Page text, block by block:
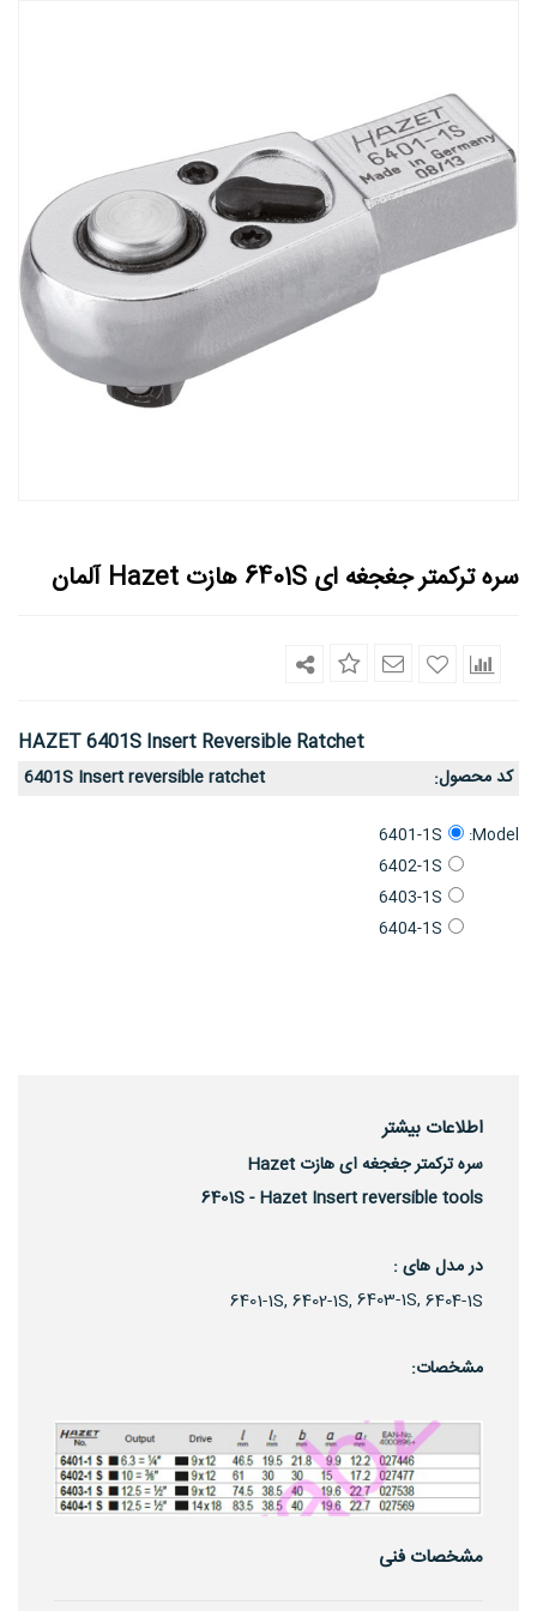
سره ترکمتر جغجغه ای 6401S هازت Hazet آلمان
HAZET 6401S Insert Reversible Ratchet
کد محصول:
6401S Insert reversible ratchet
Model:
6401-1S
6402-1S
6403-1S
6404-1S
اطلاعات بیشتر
سره ترکمتر جغجغه ایهازت Hazet
6401S - Hazet Insert reversible tools
در مدل های :
6401-1S, 6402-1S, 6403-1S, 6404-1S
مشخصات:
مشخصات فنی